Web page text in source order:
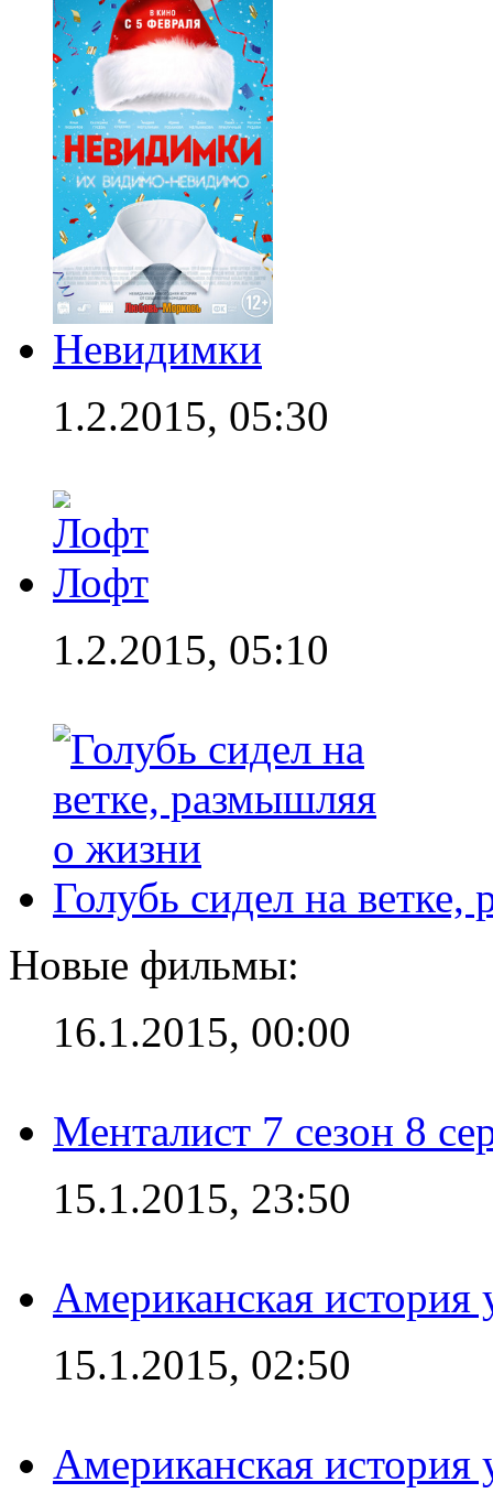
Невидимки
1.2.2015, 05:30
Лофт
1.2.2015, 05:10
Голубь сидел на
Новые фильмы:
16.1.2015, 00:00
Менталист 7 сезон 8
15.1.2015, 23:50
Американская история
15.1.2015, 02:50
Американская история